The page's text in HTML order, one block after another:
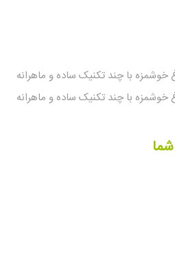
خوشمزه با چند تکنیک ساده و ماهرانه
خوشمزه با چند تکنیک ساده و ماهرانه